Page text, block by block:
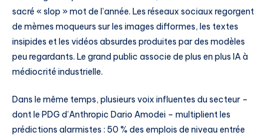
sacré « slop » mot de l’année. Les réseaux sociaux regorgent
de mèmes moqueurs sur les images difformes, les textes
insipides et les vidéos absurdes produites par des modèles
peu regardants. Le grand public associe de plus en plus IA à
médiocrité industrielle.
Dans le même temps, plusieurs voix influentes du secteur –
dont le PDG d’Anthropic Dario Amodei – multiplient les
prédictions alarmistes : 50 % des emplois de niveau entrée